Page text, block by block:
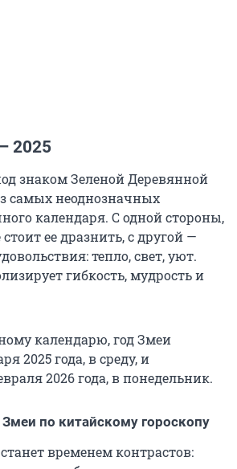
2025
знаком Зеленой Деревянной
самых неоднозначных
календаря. С одной стороны,
ее дразнить, с другой —
тепло, свет, уют.
гибкость, мудрость и
календарю, год Змеи
2025 года, в среду, и
2026 года, в понедельник.
по китайскому гороскопу
временем контрастов: